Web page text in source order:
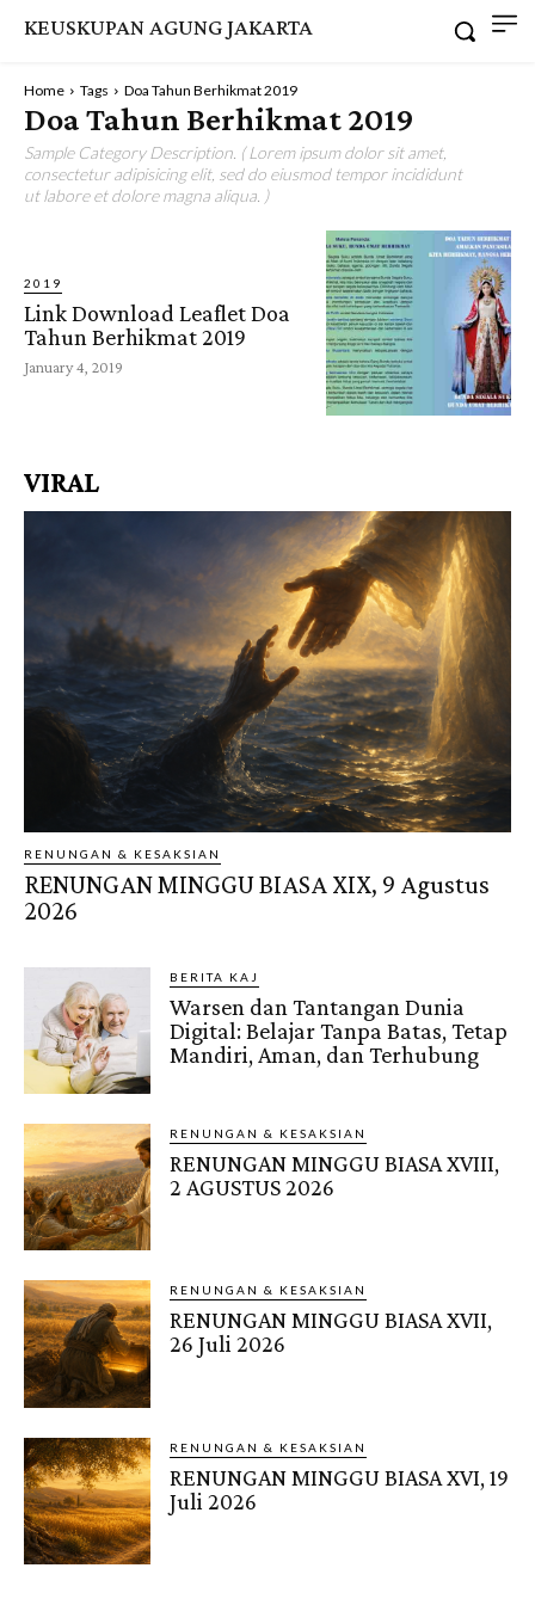
KEUSKUPAN AGUNG JAKARTA
Home Tags Doa Tahun Berhikmat 2019
Doa Tahun Berhikmat 2019
Sample Category Description. ( Lorem ipsum dolor sit amet,
consectetur adipisicing elit, sed do eiusmod tempor incididunt
ut labore et dolore magna aliqua. )
2019
Link Download Leaflet Doa
Tahun Berhikmat 2019
January 4, 2019
VIRAL
RENUNGAN & KESAKSIAN
RENUNGAN MINGGU BIASA XIX, 9 Agustus
2026
BERITA KAJ
Warsen dan Tantangan Dunia
Digital: Belajar Tanpa Batas, Tetap
Mandiri, Aman, dan Terhubung
RENUNGAN & KESAKSIAN
RENUNGAN MINGGU BIASA XVIII,
2 AGUSTUS 2026
RENUNGAN & KESAKSIAN
RENUNGAN MINGGU BIASA XVII,
26 Juli 2026
RENUNGAN & KESAKSIAN
RENUNGAN MINGGU BIASA XVI, 19
Juli 2026